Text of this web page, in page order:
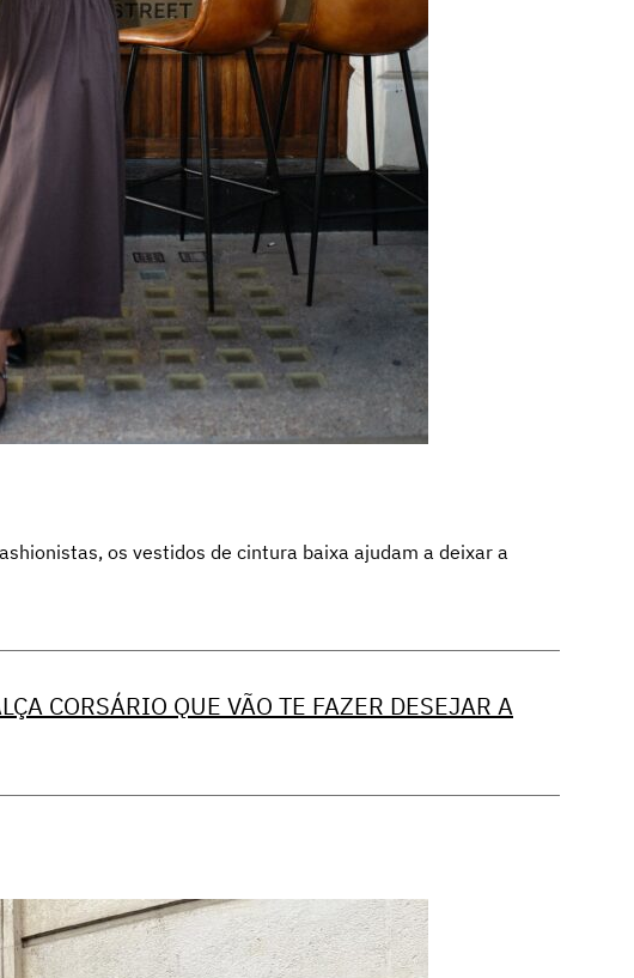
os vestidos de cintura baixa ajudam a deixar a
CORSÁRIO QUE VÃO TE FAZER DESEJAR A